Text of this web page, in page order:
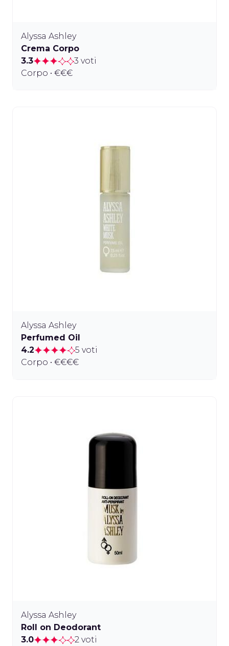
Alyssa Ashley
Crema Corpo
3.3
3 voti
Corpo • €€€
Alyssa Ashley
Perfumed Oil
4.2
5 voti
Corpo • €€€€
Alyssa Ashley
Roll on Deodorant
3.0
2 voti